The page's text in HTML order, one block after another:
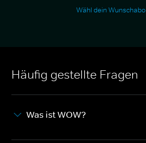
Wähl dein Wunschabo
Häufig gestellte Fragen
Was ist WOW?